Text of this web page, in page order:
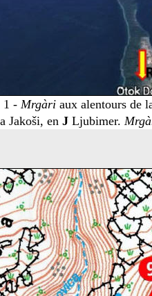
1 -Mrgàri aux alentours de
Jakoši, en J Ljubimer.